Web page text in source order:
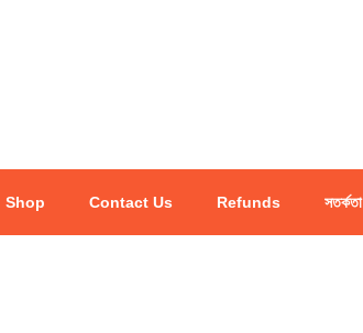
Shop Contact Us Refunds সতর্কতা